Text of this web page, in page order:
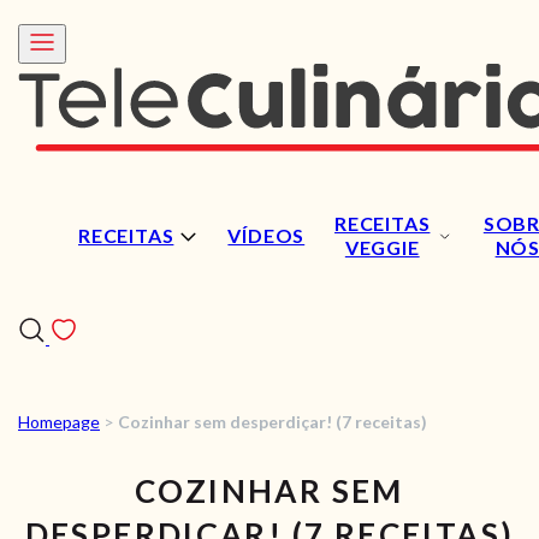
RECEITAS VÍDEOS
RECEITAS
VEGGIE
NÓS
RECEITAS
VÍDEOS
Homepage > Cozinhar sem desperdiçar! (7 receitas)
COZINHAR SEM